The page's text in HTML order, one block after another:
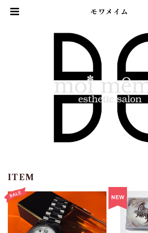
モワメイム
ITEM